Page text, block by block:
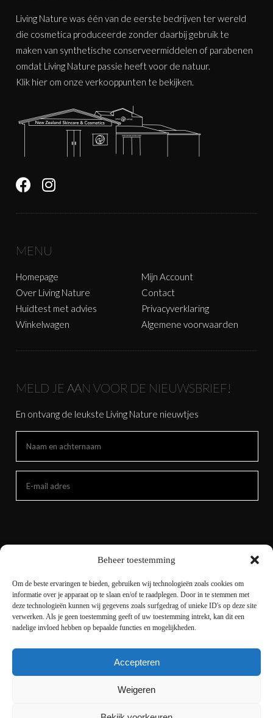
Beheer toestemming
Om de beste ervaringen te bieden, gebruiken wij technologieën zoals cookies om
informatie over je apparaat op te slaan en/of te raadplegen. Door in te stemmen met
deze technologieën kunnen wij gegevens zoals surfgedrag of unieke ID's op deze site
verwerken. Als je geen toestemming geeft of uw toestemming intrekt, kan dit een
nadelige invloed hebben op bepaalde functies en mogelijkheden.
Accepteren
Weigeren
Living Nature was één van de eerste bedrijven ter wereld
die cosmetica produceerde zonder daarbij gebruik te
maken van synthetische conserveermiddelen of parabenen
omdat Living Nature passie heeft voor de natuur.
Klik hier om onze verkooppunten te bekijken.
MENU
Homepage
Over Living Nature
Huidtest met advies
Winkelwagen
Mijn Account
Contact
Privacyverklaring
Algemene voorwaarden
MELD JE AAN VOOR DE NIEUWSBRIEF!
En ontvang de leukste Living Nature nieuwtjes
Copyright © 2021 livingnature.nl | Alle rechten